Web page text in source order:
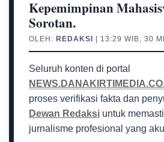
Kepemimpinan
Sorotan.
OLEH: REDAKSI | 13:29 WIB, 30
Seluruh konten di portal
proses verifikasi fakta dan
Dewan Redaksi untuk
jurnalisme profesional yang